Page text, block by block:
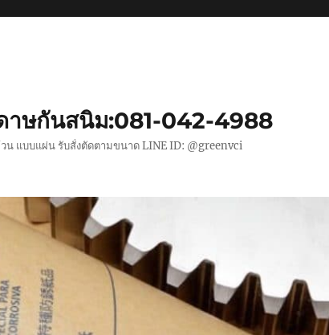
าษกันสนิม:081-042-4988
แบบแผ่น รับสั่งตัดตามขนาด LINE ID: @greenvci